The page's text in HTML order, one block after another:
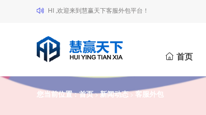
HI ,欢迎来到慧赢天下客服外包平台！
首页
您当前位置 :首页>新闻动态>客服外包